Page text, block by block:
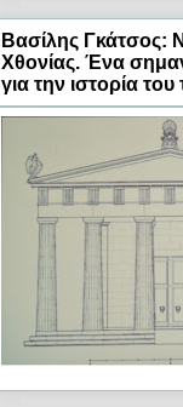
Βασίλης Γκάτσος:
Χθονίας. Ένα
για την ιστορία